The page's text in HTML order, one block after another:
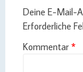
Deine E-Mail-
Erforderliche
Kommentar *